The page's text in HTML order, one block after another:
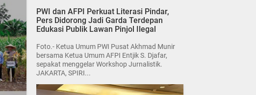
PWI dan AFPI Perkuat Literasi Pindar,
Pers Didorong Jadi Garda Terdepan
Edukasi Publik Lawan Pinjol Ilegal
Foto.- Ketua Umum PWI Pusat Akhmad Munir
bersama Ketua Umum AFPI Entjik S. Djafar,
sepakat menggelar Workshop Jurnalistik.
JAKARTA, SPIRI...